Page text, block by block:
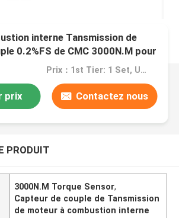
interne Tansmission de
0.2%FS de CMC 3000N.M pour
Prix：1st Tier: 1 Set, Unit Price USD 3.00 2nd Tier: 2-5 Sets, Unit Price USD 2.00 3rd Tier: Over 5 Sets, Unit Price USD 1.00
prix Contactez nous
PRODUIT
3000N.M Torque Sensor,
Capteur de couple de Tansmission
de moteur à combustion interne